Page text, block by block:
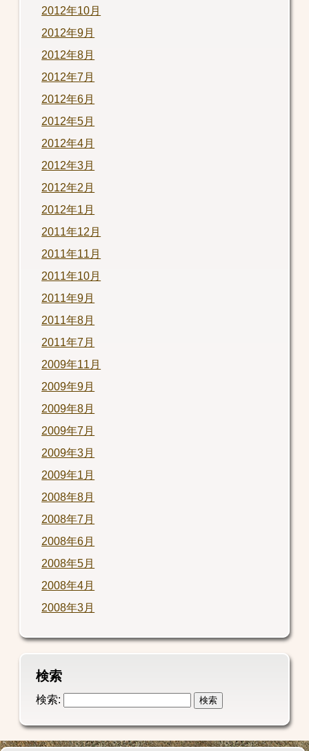
2012年10月
2012年9月
2012年8月
2012年7月
2012年6月
2012年5月
2012年4月
2012年3月
2012年2月
2012年1月
2011年12月
2011年11月
2011年10月
2011年9月
2011年8月
2011年7月
2009年11月
2009年9月
2009年8月
2009年7月
2009年3月
2009年1月
2008年8月
2008年7月
2008年6月
2008年5月
2008年4月
2008年3月
検索
検索: